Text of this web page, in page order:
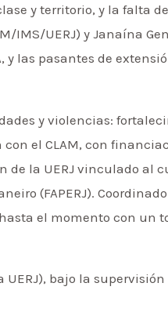
y territorio, y la falta
IMS/UERJ) y Janaína
las pasantes de
y violencias:
el CLAM, con
de la UERJ vinculado al
(FAPERJ).
el momento con un
bajo la